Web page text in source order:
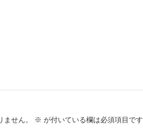
せん。 ※ が付いている欄は必須項目です